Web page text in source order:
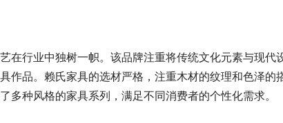
在行业中独树一帜。该品牌注重将传统文化元素与现代
作品。赖氏家具的选材严格，注重木材的纹理和色泽的
种风格的家具系列，满足不同消费者的个性化需求。